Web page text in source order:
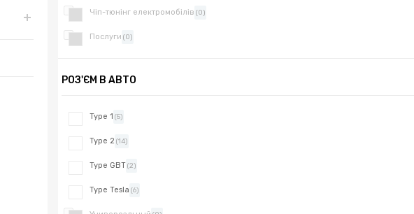
Чіп-тюнінг електромобілів (0)
Послуги (0)
РОЗ'ЄМ В АВТО
Type 1 (5)
Type 2 (14)
Type GBT(2)
Type Tesla (6)